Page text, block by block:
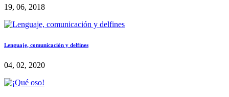
19, 06, 2018
Lenguaje, comunicación y delfines
04, 02, 2020